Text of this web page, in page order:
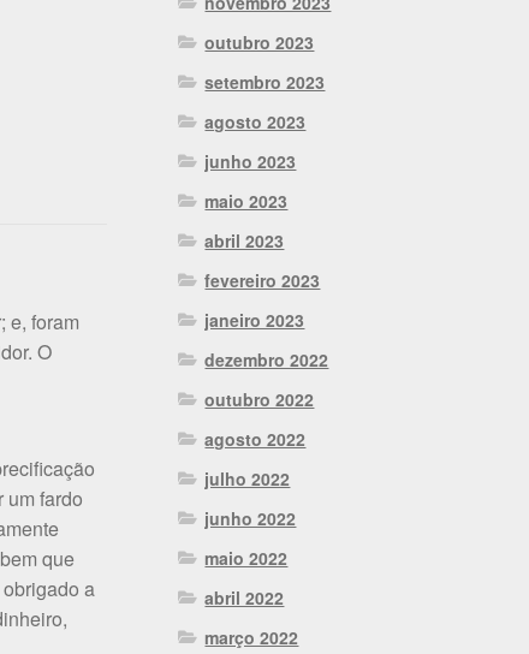
e, foram
O
fardo
que
a
outubro 2023
setembro 2023
agosto 2023
junho 2023
maio 2023
abril 2023
fevereiro 2023
janeiro 2023
dezembro 2022
outubro 2022
agosto 2022
julho 2022
junho 2022
maio 2022
abril 2022
março 2022